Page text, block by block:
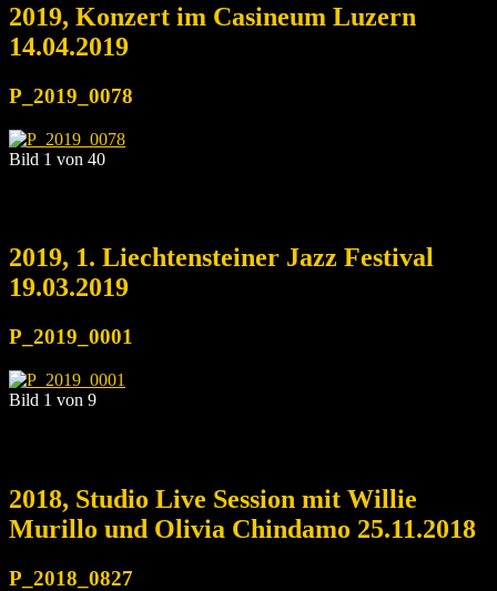
2019, Konzert im Casineum Luzern
14.04.2019
P_2019_0078
Bild 1 von 40
2019, 1. Liechtensteiner Jazz Festival
19.03.2019
P_2019_0001
Bild 1 von 9
2018, Studio Live Session mit Willie
Murillo und Olivia Chindamo 25.11.2018
P_2018_0827